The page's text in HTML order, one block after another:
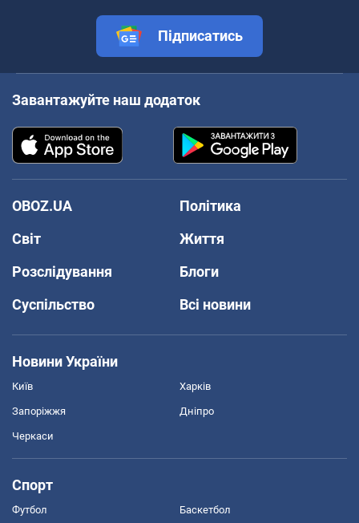
Підписатись
Завантажуйте наш додаток
OBOZ.UA
Політика
Світ
Життя
Розслідування
Блоги
Суспільство
Всі новини
Новини України
Київ Харків
Запоріжжя Дніпро
Черкаси
Спорт
Футбол Баскетбол